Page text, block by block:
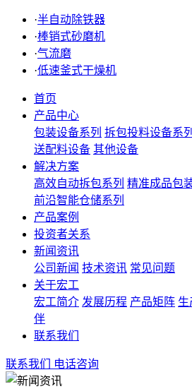
·半自动除铁器
·棒销式砂磨机
·气流磨
·低速釜式干燥机
首页
产品中心
包装设备系列 拆包投料设备系列
送配料设备 其他设备
解决方案
高效自动拆包系列 精准成品包
前沿智能仓储系列
产品案例
投资者关系
新闻资讯
公司新闻 技术资讯 常见问题
关于宏工
宏工简介 发展历程 产品矩阵 生
伴
联系我们
联系我们 电话咨询